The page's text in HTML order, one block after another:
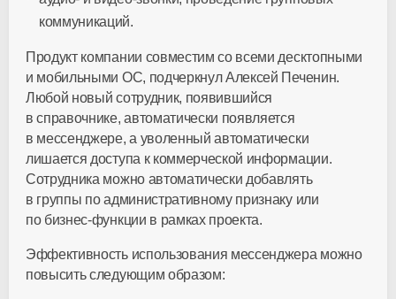
коммуникаций.
Продукт компании совместим со всеми десктопными
и мобильными ОС, подчеркнул Алексей Печенин.
Любой новый сотрудник, появившийся
в справочнике, автоматически появляется
в мессенджере, а уволенный автоматически
лишается доступа к коммерческой информации.
Сотрудника можно автоматически добавлять
в группы по административному признаку или
по бизнес-функции в рамках проекта.
Эффективность использования мессенджера можно
повысить следующим образом: